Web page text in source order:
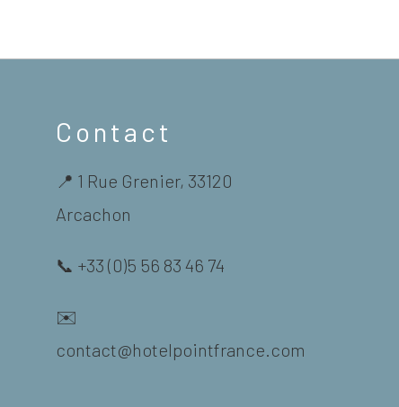
Contact
📍 1 Rue Grenier, 33120
Arcachon
📞 +33 (0)5 56 83 46 74
✉️
contact@hotelpointfrance.com